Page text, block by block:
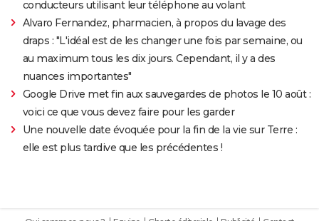
conducteurs utilisant leur téléphone au volant
Alvaro Fernandez, pharmacien, à propos du lavage des
draps : "L'idéal est de les changer une fois par semaine, ou
au maximum tous les dix jours. Cependant, il y a des
nuances importantes"
Google Drive met fin aux sauvegardes de photos le 10 août :
voici ce que vous devez faire pour les garder
Une nouvelle date évoquée pour la fin de la vie sur Terre :
elle est plus tardive que les précédentes !